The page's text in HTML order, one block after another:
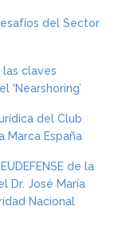
del Sector
las claves
‘Nearshoring’
del Club
Marca España
de la
Dr. José María
Nacional